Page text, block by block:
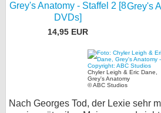
Grey's Anatomy - Staffel 2 [8
DVDs]
14,95 EUR
Grey's
Chyler Leigh & Eric Dane,
Grey's Anatomy
© ABC Studios
Nach Georges Tod, der Lexie sehr